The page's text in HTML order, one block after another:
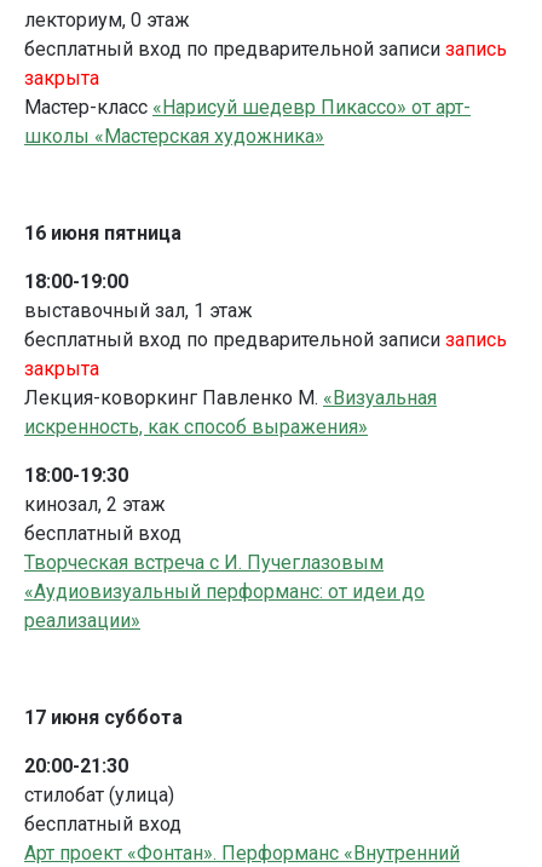
лекториум, 0 этаж
бесплатный вход по предварительной записи запись
закрыта
Мастер-класс «Нарисуй шедевр Пикассо» от арт-
школы «Мастерская художника»
16 июня пятница
18:00-19:00
выставочный зал, 1 этаж
бесплатный вход по предварительной записи запись
закрыта
Лекция-коворкинг Павленко М. «Визуальная
искренность, как способ выражения»
18:00-19:30
кинозал, 2 этаж
бесплатный вход
Творческая встреча с И. Пучеглазовым
«Аудиовизуальный перформанс: от идеи до
реализации»
17 июня суббота
20:00-21:30
стилобат (улица)
бесплатный вход
Арт проект «Фонтан». Перформанс «Внутренний